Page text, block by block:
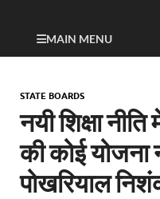
MAIN MENU
STATE BOARDS
नयी शिक्षा
की कोई योजना
पोखरियाल